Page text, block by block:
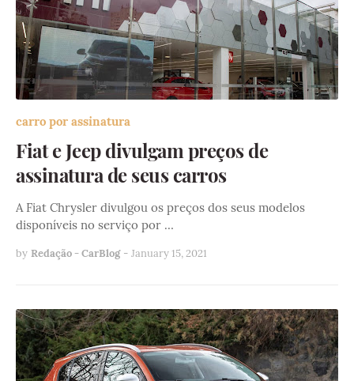
carro por assinatura
Fiat e Jeep divulgam preços de
assinatura de seus carros
A Fiat Chrysler divulgou os preços dos seus modelos
disponíveis no serviço por …
by Redação - CarBlog - January 15, 2021